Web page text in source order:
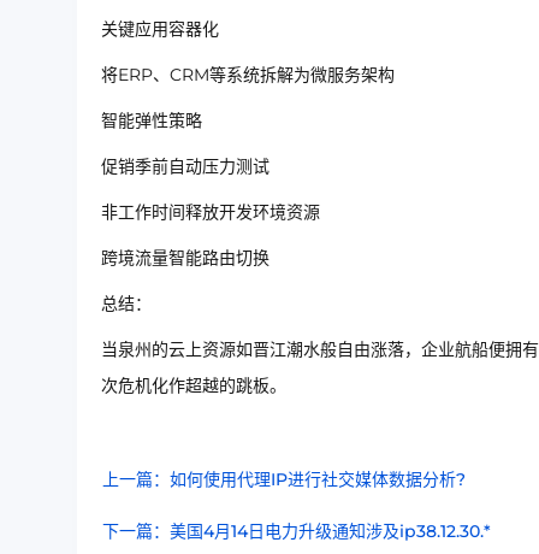
关键应用容器化
将ERP、CRM等系统拆解为微服务架构
智能弹性策略
促销季前自动压力测试
非工作时间释放开发环境资源
跨境流量智能路由切换
总结：
当泉州的云上资源如晋江潮水般自由涨落，企业航船便
次危机化作超越的跳板。
上一篇：如何使用代理IP进行社交媒体数据分析?
下一篇：美国4月14日电力升级通知涉及ip38.12.30.*